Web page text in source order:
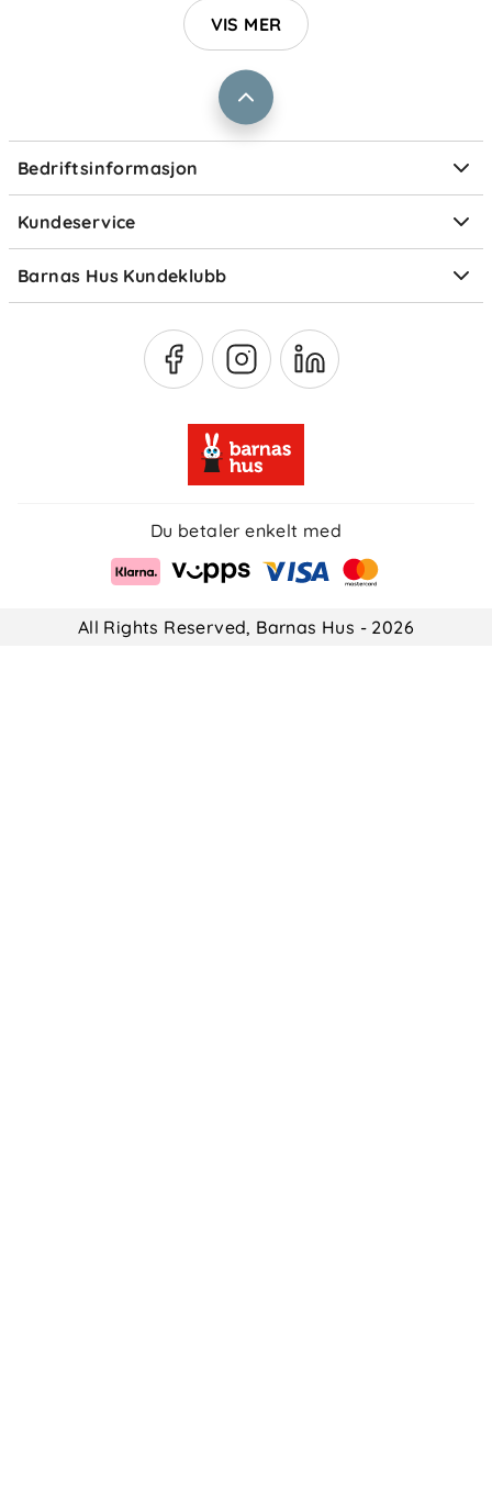
VIS MER
Bedriftsinformasjon
Jobbe i Barnas Hus
Størrelsesguider
Kundeservice
Ofte stilte spørsmål
Om Klarna
Barnas Hus Kundeklubb
Medlemsvilkår
Du betaler enkelt med
All Rights Reserved, Barnas Hus - 2026